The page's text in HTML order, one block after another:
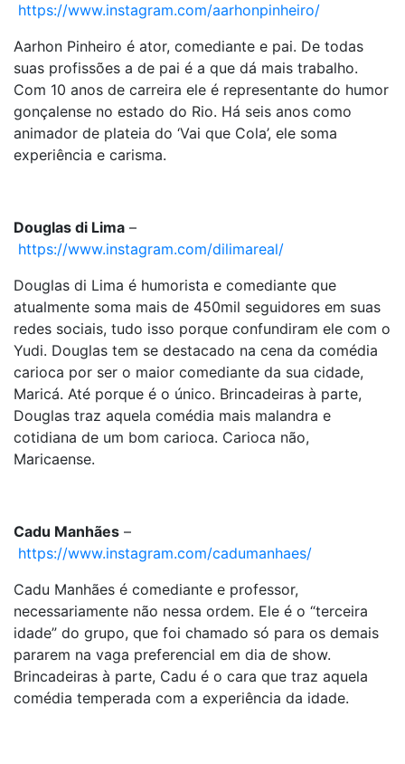
https://www.instagram.com/aarhonpinheiro/
Aarhon Pinheiro é ator, comediante e pai. De todas
suas profissões a de pai é a que dá mais trabalho.
Com 10 anos de carreira ele é representante do humor
gonçalense no estado do Rio. Há seis anos como
animador de plateia do ‘Vai que Cola’, ele soma
experiência e carisma.
Douglas di Lima –
https://www.instagram.com/dilimareal/
Douglas di Lima é humorista e comediante que
atualmente soma mais de 450mil seguidores em suas
redes sociais, tudo isso porque confundiram ele com o
Yudi. Douglas tem se destacado na cena da comédia
carioca por ser o maior comediante da sua cidade,
Maricá. Até porque é o único. Brincadeiras à parte,
Douglas traz aquela comédia mais malandra e
cotidiana de um bom carioca. Carioca não,
Maricaense.
Cadu Manhães –
https://www.instagram.com/cadumanhaes/
Cadu Manhães é comediante e professor,
necessariamente não nessa ordem. Ele é o “terceira
idade” do grupo, que foi chamado só para os demais
pararem na vaga preferencial em dia de show.
Brincadeiras à parte, Cadu é o cara que traz aquela
comédia temperada com a experiência da idade.